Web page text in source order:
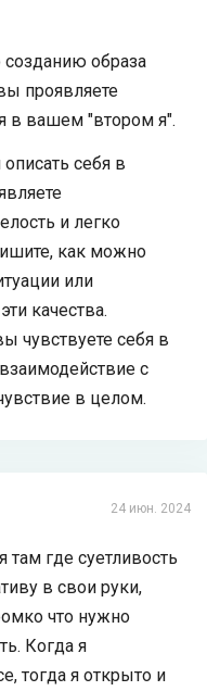
образа
проявляете
в вашем "втором я".
себя в
и легко
как можно
или
качества.
чувствуете себя в
с
в целом.
24 июн. 2024
там где суетливость
в свои руки,
что нужно
Когда я
тогда я открыто и